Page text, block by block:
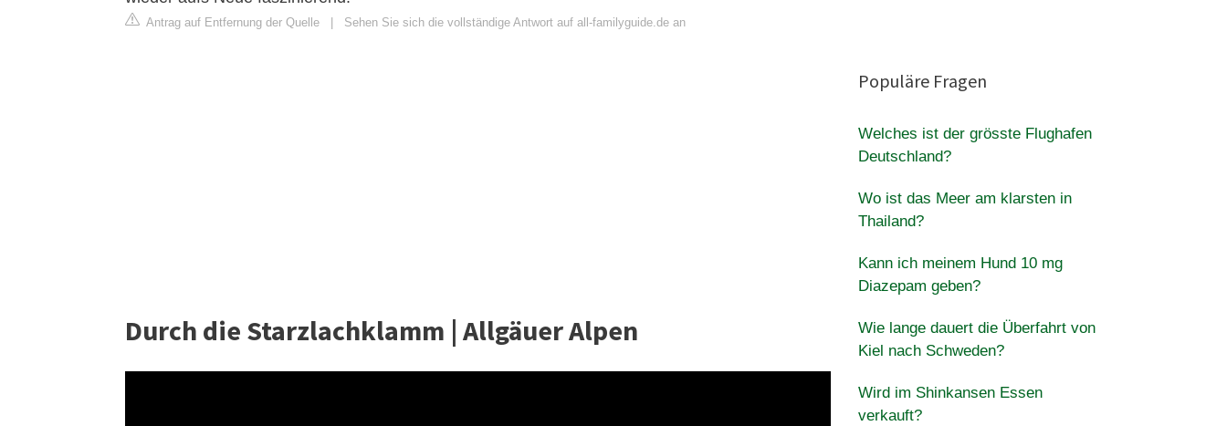
Antrag auf Entfernung der Quelle Sehen Sie sich die vollständige Antwort auf all-familyguide.de an
Durch die Starzlachklamm | Allgäuer Alpen
Populäre Fragen
Welches ist der grösste Flughafen
Deutschland?
Wo ist das Meer am klarsten in
Thailand?
Kann ich meinem Hund 10 mg
Diazepam geben?
Wie lange dauert die Überfahrt von
Kiel nach Schweden?
Wird im Shinkansen Essen
verkauft?